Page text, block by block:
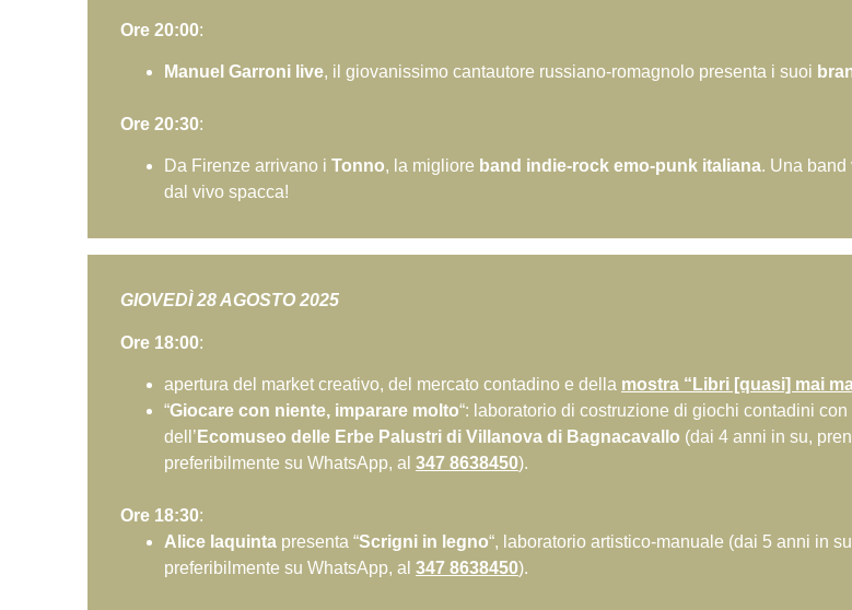
Ore 20:00:
Manuel Garroni live, il giovanissimo cantautore russiano-romagnolo presenta i suoi
Ore 20:30:
Da Firenze arrivano i Tonno, la migliore band indie-rock emo-punk italiana. Una band
dal vivo spacca!
GIOVEDÌ 28 AGOSTO 2025
Ore 18:00:
apertura del market creativo, del mercato contadino e della mostra “Libri [quasi] mai
“Giocare con niente, imparare molto“: laboratorio di costruzione di giochi contadini
dell’ Ecomuseo delle Erbe Palustri di Villanova di Bagnacavallo (dai 4 anni in su,
preferibilmente su WhatsApp, al 347 8638450).
Ore 18:30:
Alice Iaquinta presenta “Scrigni in legno“, laboratorio artistico-manuale (dai 5 anni in
preferibilmente su WhatsApp, al 347 8638450).